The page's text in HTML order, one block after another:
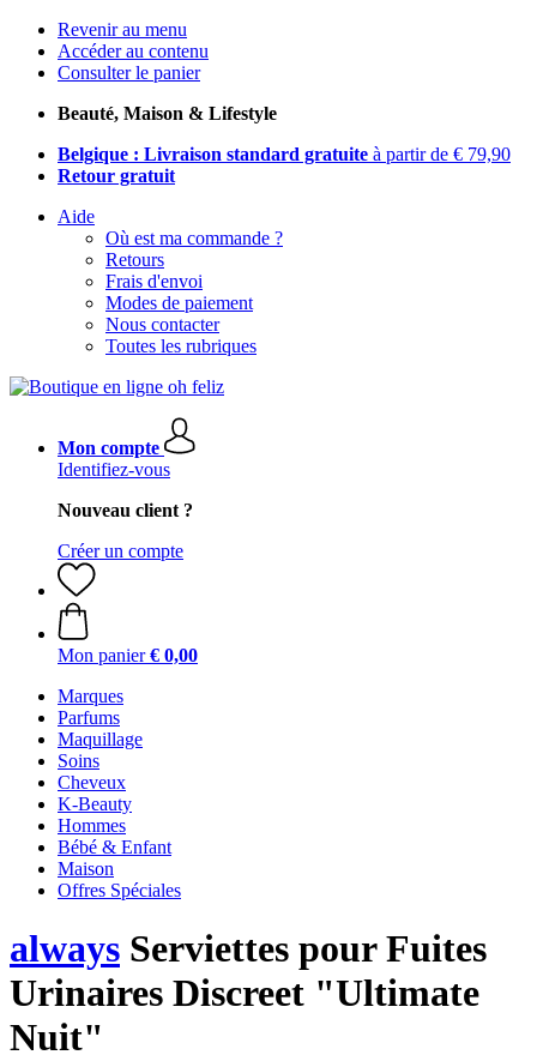
Revenir au menu
Accéder au contenu
Consulter le panier
Beauté, Maison & Lifestyle
Belgique : Livraison standard gratuite à partir de € 79,90
Retour gratuit
Aide
Où est ma commande ?
Retours
Frais d'envoi
Modes de paiement
Nous contacter
Toutes les rubriques
Mon compte
Identifiez-vous
Nouveau client ?
Créer un compte
Mon panier € 0,00
Marques
Parfums
Maquillage
Soins
Cheveux
K-Beauty
Hommes
Bébé & Enfant
Maison
Offres Spéciales
always Serviettes pour Fuites
Urinaires Discreet "Ultimate
Nuit"